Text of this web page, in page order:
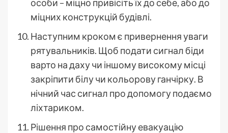
особи – міцно привісіть їх до себе, або до
міцних конструкцій будівлі.
Наступним кроком є привернення уваги
рятувальників. Щоб подати сигнал біди
варто на даху чи іншому високому місці
закріпити білу чи кольорову ганчірку. В
нічний час сигнал про допомогу подаємо
ліхтариком.
Рішення про самостійну евакуацію